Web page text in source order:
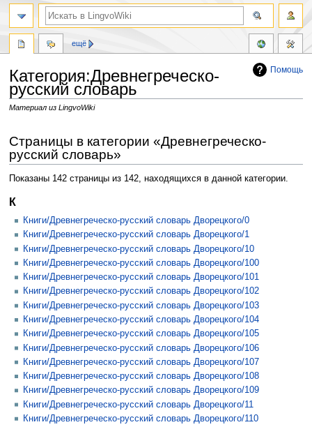
Помощь
Категория:Древнегреческо-
русский словарь
Материал из LingvoWiki
к
навигации
к
поиску
Страницы в категории «Древнегреческо-
русский словарь»
Показаны 142 страницы из 142, находящихся в данной категории.
К
Книги/Древнегреческо-русский словарь Дворецкого/0
Книги/Древнегреческо-русский словарь Дворецкого/1
Книги/Древнегреческо-русский словарь Дворецкого/10
Книги/Древнегреческо-русский словарь Дворецкого/100
Книги/Древнегреческо-русский словарь Дворецкого/101
Книги/Древнегреческо-русский словарь Дворецкого/102
Книги/Древнегреческо-русский словарь Дворецкого/103
Книги/Древнегреческо-русский словарь Дворецкого/104
Книги/Древнегреческо-русский словарь Дворецкого/105
Книги/Древнегреческо-русский словарь Дворецкого/106
Книги/Древнегреческо-русский словарь Дворецкого/107
Книги/Древнегреческо-русский словарь Дворецкого/108
Книги/Древнегреческо-русский словарь Дворецкого/109
Книги/Древнегреческо-русский словарь Дворецкого/11
Книги/Древнегреческо-русский словарь Дворецкого/110
ещё